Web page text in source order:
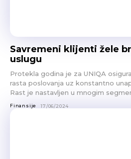
Savremeni klijenti žele
uslugu
Protekla godina je za UNIQA
rasta poslovanja uz konstantno
Rast je nastavljen u mnogim
Finansije 17/06/2024